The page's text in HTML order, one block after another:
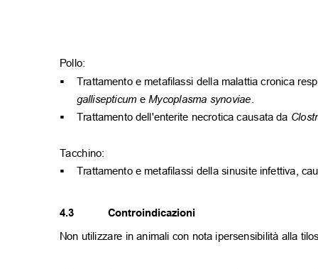
Pollo:
▪
Trattamento e metafilassi della malattia cronica
gallisepticum eMycoplasma synoviae.
▪ Trattamento dell'enterite necrotica causata da
Tacchino:
▪ Trattamento e metafilassi della sinusite infettiva,
4.3 Controindicazioni
Non utilizzare in animali con nota ipersensibilità alla